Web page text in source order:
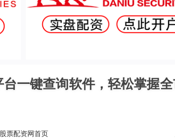
一键查询软件，轻松掌握
股票配资网首页